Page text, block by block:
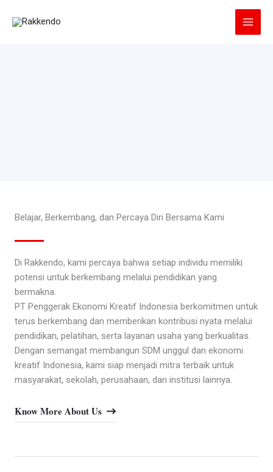
Belajar, Berkembang, dan Percaya Diri Bersama Kami
Di Rakkendo, kami percaya bahwa setiap individu memiliki
potensi untuk berkembang melalui pendidikan yang
bermakna.
PT Penggerak Ekonomi Kreatif Indonesia berkomitmen untuk
terus berkembang dan memberikan kontribusi nyata melalui
pendidikan, pelatihan, serta layanan usaha yang berkualitas.
Dengan semangat membangun SDM unggul dan ekonomi
kreatif Indonesia, kami siap menjadi mitra terbaik untuk
masyarakat, sekolah, perusahaan, dan institusi lainnya.
Know More About Us